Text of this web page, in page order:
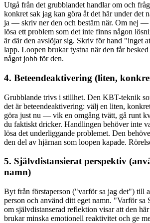
Utgå från det grubblandet handlar om och
konkret sak jag kan göra åt det här under det
ja — skriv ner den och bestäm när. Om nej —
lösa ett problem som det inte finns någon
är där den avslöjar sig. Skriv för hand "inget
lapp. Loopen brukar tystna när den får
något jobb för den.
4. Beteendeaktivering (liten,
Grubblande trivs i stillhet. Den KBT-teknik
det är beteendeaktivering: välj en liten,
göra just nu — vik en omgång tvätt, gå runt
du faktiskt dricker. Handlingen behöver inte
lösa det underliggande problemet. Den
den del av hjärnan som loopen kapade.
5. Självdistansierat perspektiv
namn)
Byt från förstaperson ("varför sa jag det") till
person och använd ditt eget namn. "Varför sa
om självdistanserad reflektion visar att den
brukar minska emotionell reaktivitet och ge